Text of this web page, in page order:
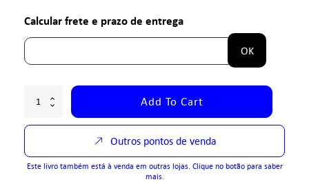
Calcular frete e prazo de entrega
OK
Add To Cart
Outros pontos de venda
Este livro também está à venda em outras lojas. Clique no botão para saber
mais.